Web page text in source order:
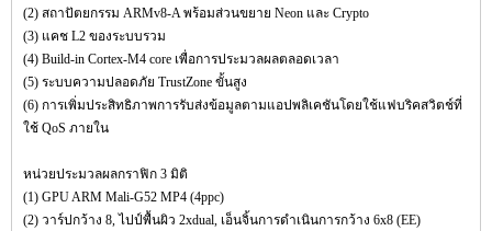
(2) สถาปัตยกรรม ARMv8-A พร้อมส่วนขยาย Neon และ Crypto
(3) แคช L2 ของระบบรวม
(4) Build-in Cortex-M4 core เพื่อการประมวลผลตลอดเวลา
(5) ระบบความปลอดภัย TrustZone ขั้นสูง
(6) การเพิ่มประสิทธิภาพการรับส่งข้อมูลตามแอปพลิเคชันโดยใช้แฟบริคสวิตช์ที่
ใช้ QoS ภายใน
หน่วยประมวลผลกราฟิก 3 มิติ
(1) GPU ARM Mali-G52 MP4 (4ppc)
(2) วาร์ปกว้าง 8, ไปป์พื้นผิว 2xdual, เอ็นจิ้นการดำเนินการกว้าง 6x8 (EE)